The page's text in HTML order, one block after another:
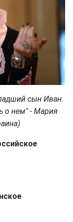
сын Иван.
о нем" - Мария